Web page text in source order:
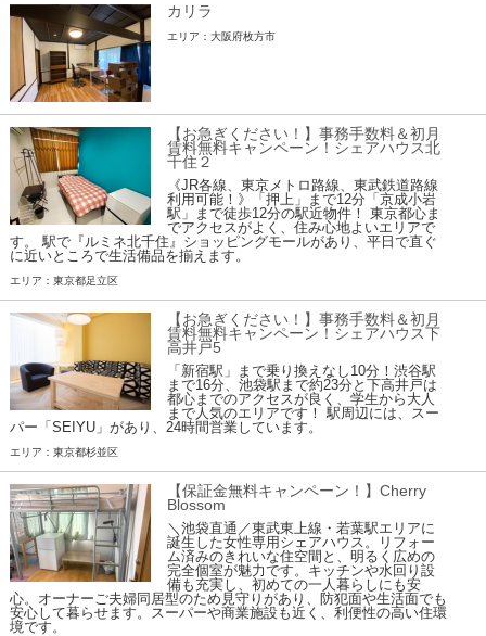
カリラ
エリア：大阪府枚方市
【お急ぎください！】事務手数料＆初月
賃料無料キャンペーン！シェアハウス北
千住２
《JR各線、東京メトロ路線、東武鉄道路線
利用可能！》「押上」まで12分「京成小岩
駅」まで徒歩12分の駅近物件！ 東京都心ま
でアクセスがよく、住み心地よいエリアで
す。 駅で『ルミネ北千住』ショッピングモールがあり、平日で直ぐ
に近いところで生活備品を揃えます。
エリア：東京都足立区
【お急ぎください！】事務手数料＆初月
賃料無料キャンペーン！シェアハウス下
高井戸5
「新宿駅」まで乗り換えなし10分！渋谷駅
まで16分、池袋駅まで約23分と下高井戸は
都心までのアクセスが良く、学生から大人
まで人気のエリアです！ 駅周辺には、スー
パー「SEIYU」があり、24時間営業しています。
エリア：東京都杉並区
【保証金無料キャンペーン！】Cherry
Blossom
＼池袋直通／東武東上線・若葉駅エリアに
誕生した女性専用シェアハウス。リフォー
ム済みのきれいな住空間と、明るく広めの
完全個室が魅力です。キッチンや水回り設
備も充実し、初めての一人暮らしにも安
心。オーナーご夫婦同居型のため見守りがあり、防犯面や生活面でも
安心して暮らせます。スーパーや商業施設も近く、利便性の高い住環
境です。